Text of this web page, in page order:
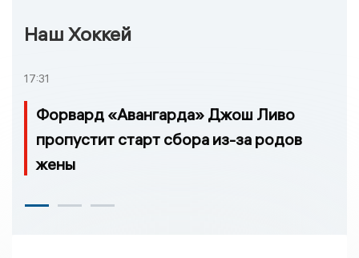
Наш Хоккей
17:31
Форвард «Авангарда» Джош Ливо
пропустит старт сбора из-за родов
жены